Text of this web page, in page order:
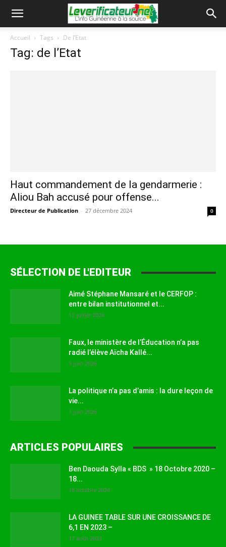
Accueil Tags De l’Etat
Tag: de l’Etat
Haut commandement de la gendarmerie :
Aliou Bah accusé pour offense...
Directeur de Publication - 27 décembre 2024 0
SÉLECTION DE L'EDITEUR
Aimé Stéphane Mansaré et le CERFOP :
entre bilan institutionnel et...
12 juillet 2026
Faux, le ministère de l’Éducation n’a pas
radié l’élève Aïcha Kallé...
9 juin 2026
La politique n’a pas d’amis : la dure leçon de
vie...
1 juin 2026
ARTICLES POPULAIRES
Ben Daouda Sylla « BDS » 18 Octobre 2020 –
18...
18 octobre 2024
LA GUINEE TABLE SUR UNE CROISSANCE DE
6,1 EN 2023 –
17 août 2023